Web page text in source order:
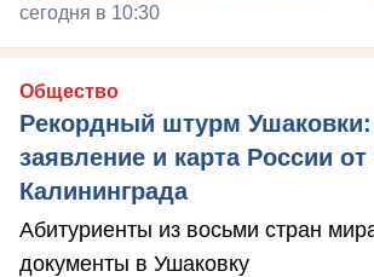
сегодня в 10:30
Общество
Рекордный штурм Ушаковки:
заявление и карта России
Калининграда
Абитуриенты из восьми стран
документы в Ушаковку